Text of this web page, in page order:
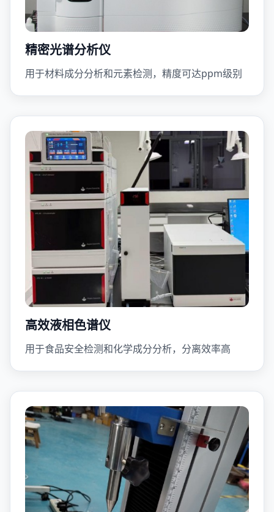
精密光谱分析仪
用于材料成分分析和元素检测，精度可达ppm级别
高效液相色谱仪
用于食品安全检测和化学成分分析，分离效率高